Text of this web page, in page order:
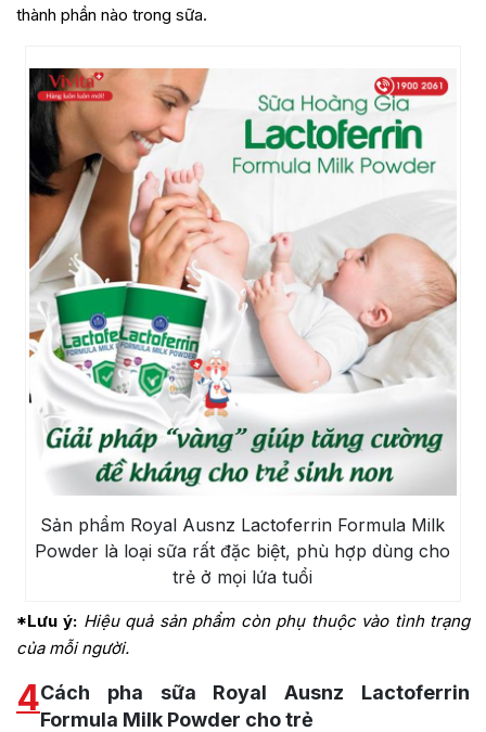
thành phần nào trong sữa.
Sản phẩm Royal Ausnz Lactoferrin Formula Milk
Powder là loại sữa rất đặc biệt, phù hợp dùng cho
trẻ ở mọi lứa tuổi
*Lưu ý: Hiệu quả sản phẩm còn phụ thuộc vào tình trạng
của mỗi người.
4Cách pha sữa Royal Ausnz Lactoferrin
Formula Milk Powder cho trẻ